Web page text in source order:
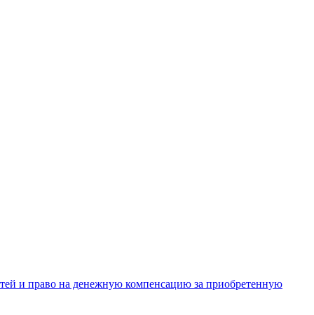
и право на денежную компенсацию за приобретенную